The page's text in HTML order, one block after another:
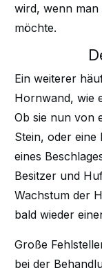
wird, wenn man
möchte.
Ein weiterer
Hornwand, wie
Ob sie nun von
Stein, oder
eines
Besitzer und
Wachstum der
bald wieder
Große
bei der